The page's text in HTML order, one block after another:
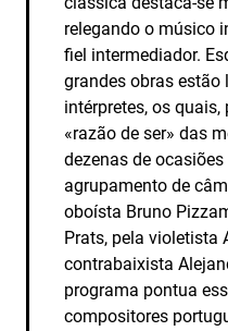
relegando o músico
fiel intermediador.
grandes obras
intérpretes, os quais,
«razão de ser» das
dezenas de
agrupamento de
oboísta Bruno
Prats, pela violetista
contrabaixista
programa pontua
compositores